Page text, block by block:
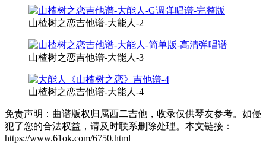
山楂树之恋吉他谱-大能人-2
山楂树之恋吉他谱-大能人-3
山楂树之恋吉他谱-大能人-4
免责声明：曲谱版权归属西二吉他，收录仅供琴友参考。如侵
犯了您的合法权益，请及时联系删除处理。本文链接：
https://www.61ok.com/6750.html